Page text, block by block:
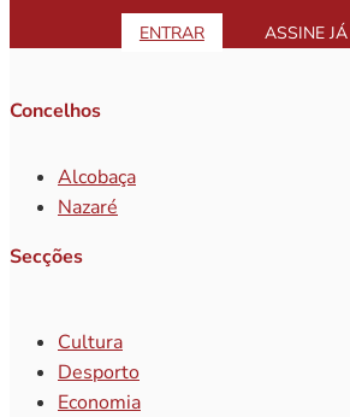
ENTRAR ASSINE JÁ
Concelhos
Alcobaça
Nazaré
Secções
Cultura
Desporto
Economia